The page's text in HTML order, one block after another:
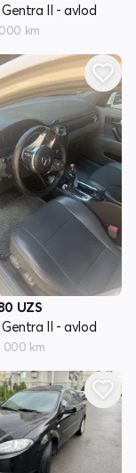
II - avlod
km
UZS
II - avlod
000 km